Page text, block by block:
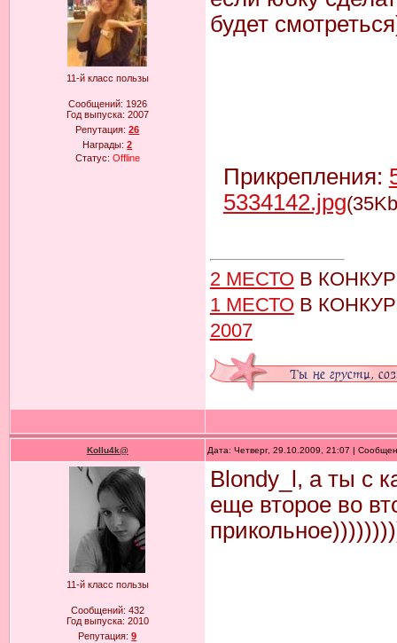
11-й класс пользы
Сообщений: 1926
Год выпуска: 2007
Репутация:26
Награды:2
Статус: Offline
будет
Прикрепления:
5334142.jpg
2 МЕСТО В
1 МЕСТО В
2007
Kollu4k@ Дата: Четверг, 29.10.2009, 21:07 |
11-й класс пользы
Сообщений: 432
Год выпуска: 2010
Репутация:9
Blondy_l, а ты с
еще второе во